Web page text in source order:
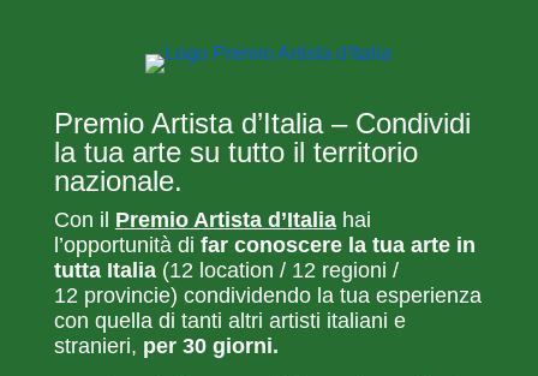
Premio Artista d’Italia – Condividi
la tua arte su tutto il territorio
nazionale.
Con il Premio Artista d’Italiahai
l’opportunità di far conoscere la tua arte in
tutta Italia(12 location / 12 regioni /
12 provincie) condividendo la tua esperienza
con quella di tanti altri artisti italiani e
stranieri, per 30 giorni.